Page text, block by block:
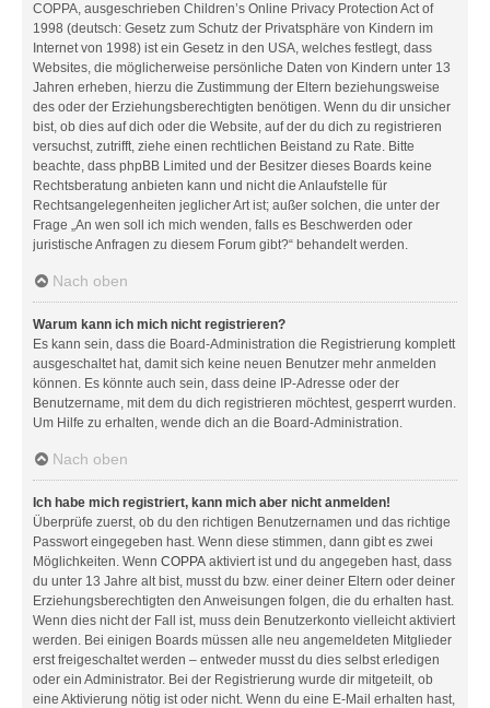
COPPA, ausgeschrieben Children’s Online Privacy Protection Act of
1998 (deutsch: Gesetz zum Schutz der Privatsphäre von Kindern im
Internet von 1998) ist ein Gesetz in den USA, welches festlegt, dass
Websites, die möglicherweise persönliche Daten von Kindern unter 13
Jahren erheben, hierzu die Zustimmung der Eltern beziehungsweise
des oder der Erziehungsberechtigten benötigen. Wenn du dir unsicher
bist, ob dies auf dich oder die Website, auf der du dich zu registrieren
versuchst, zutrifft, ziehe einen rechtlichen Beistand zu Rate. Bitte
beachte, dass phpBB Limited und der Besitzer dieses Boards keine
Rechtsberatung anbieten kann und nicht die Anlaufstelle für
Rechtsangelegenheiten jeglicher Art ist; außer solchen, die unter der
Frage „An wen soll ich mich wenden, falls es Beschwerden oder
juristische Anfragen zu diesem Forum gibt?“ behandelt werden.
Nach oben
Warum kann ich mich nicht registrieren?
Es kann sein, dass die Board-Administration die Registrierung komplett
ausgeschaltet hat, damit sich keine neuen Benutzer mehr anmelden
können. Es könnte auch sein, dass deine IP-Adresse oder der
Benutzername, mit dem du dich registrieren möchtest, gesperrt wurden.
Um Hilfe zu erhalten, wende dich an die Board-Administration.
Nach oben
Ich habe mich registriert, kann mich aber nicht anmelden!
Überprüfe zuerst, ob du den richtigen Benutzernamen und das richtige
Passwort eingegeben hast. Wenn diese stimmen, dann gibt es zwei
Möglichkeiten. Wenn COPPA aktiviert ist und du angegeben hast, dass
du unter 13 Jahre alt bist, musst du bzw. einer deiner Eltern oder deiner
Erziehungsberechtigten den Anweisungen folgen, die du erhalten hast.
Wenn dies nicht der Fall ist, muss dein Benutzerkonto vielleicht aktiviert
werden. Bei einigen Boards müssen alle neu angemeldeten Mitglieder
erst freigeschaltet werden – entweder musst du dies selbst erledigen
oder ein Administrator. Bei der Registrierung wurde dir mitgeteilt, ob
eine Aktivierung nötig ist oder nicht. Wenn du eine E-Mail erhalten hast,